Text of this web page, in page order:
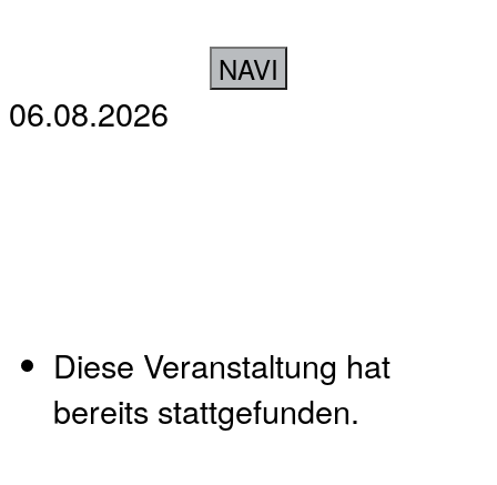
NAVI
06.08.2026
Diese Veranstaltung hat
bereits stattgefunden.